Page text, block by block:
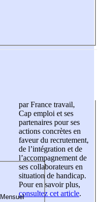
par France travail,
Cap emploi et ses
partenaires pour ses
actions concrètes en
faveur du recrutement,
de l’intégration et de
l’accompagnement de
ses collaborateurs en
situation de handicap.
Pour en savoir plus,
consultez cet article.